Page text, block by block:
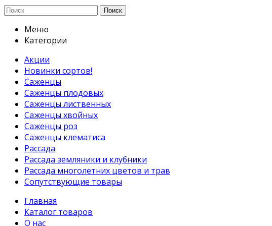
Поиск
Меню
Категории
Акции
Новинки сортов!
Саженцы
Саженцы плодовых
Саженцы лиственных
Саженцы хвойных
Саженцы роз
Саженцы клематиса
Рассада
Рассада земляники и клубники
Рассада многолетних цветов и трав
Сопутствующие товары
Главная
Каталог товаров
О нас